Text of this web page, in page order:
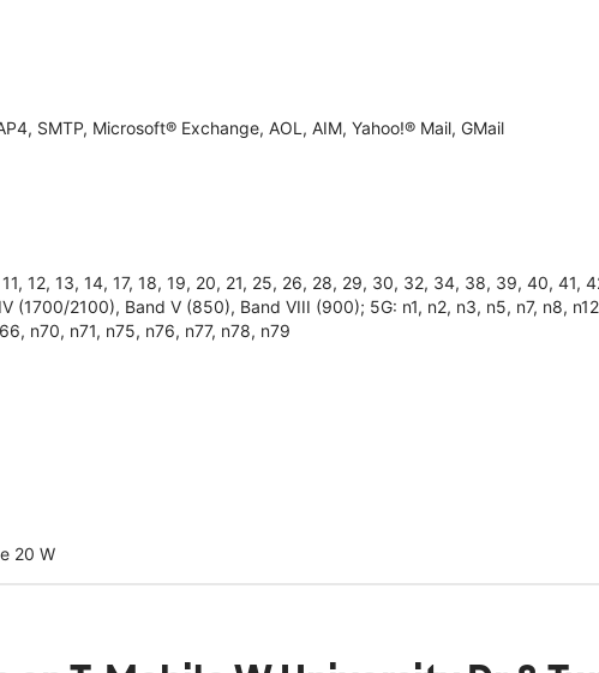
SMTP, Microsoft® Exchange, AOL, AIM, Yahoo!® Mail, GMail
11, 12, 13, 14, 17, 18, 19, 20, 21, 25, 26, 28, 29, 30, 32, 34, 38, 39, 40, 41,
(1700/2100), Band V (850), Band VIII (900); 5G: n1, n2, n3, n5, n7, n8,
n70, n71, n75, n76, n77, n78, n79
20 W